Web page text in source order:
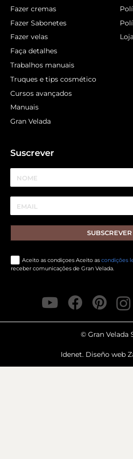
Fazer cremas
Fazer Sabonetes
Fazer velas
Faça detalhes
Trabalhos manuais
Truques e tips cosmético
Cursos avançados
Manuais
Gran Velada
Suscrever
SUBSCREVER
Aceito as condiçoes Aceito as condições
receber comunicações de Gran Velada.
© Gran Velada
Idenet. Diseño web